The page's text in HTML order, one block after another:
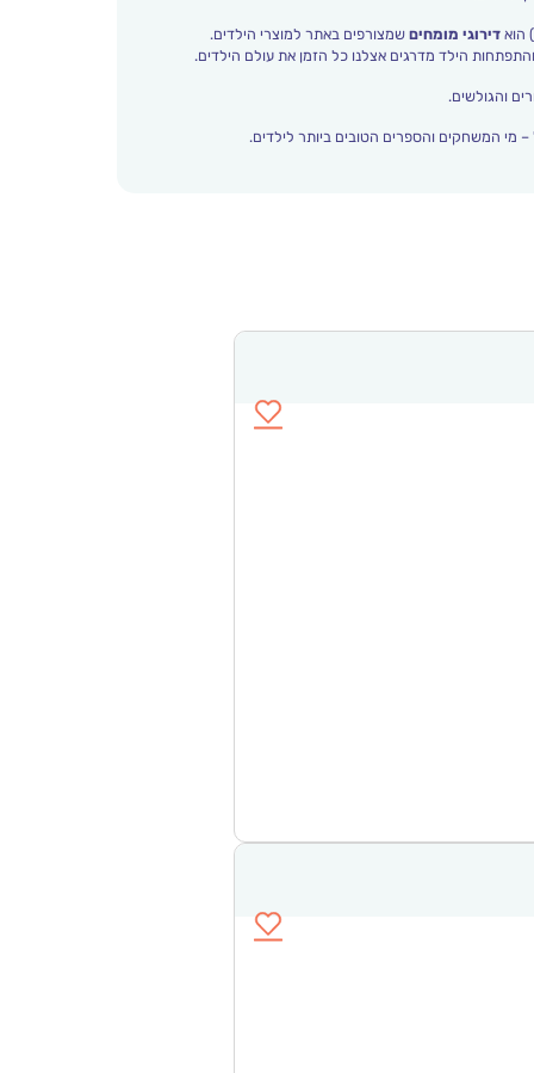
הוא דירוגי מומחיםשמצורפים באתר למוצרי הילדים.
והגולשים.
מי המשחקים והספרים הטובים ביותר לילדים.